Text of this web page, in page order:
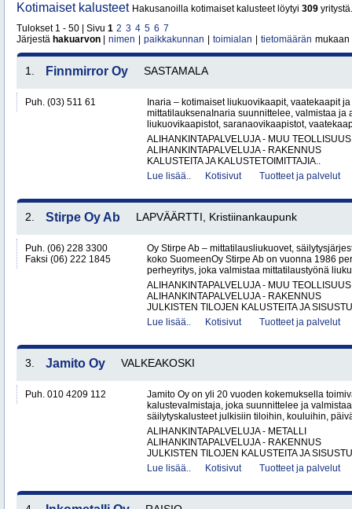
Kotimaiset kalusteet Hakusanoilla kotimaiset kalusteet löytyi 309
Tulokset 1 - 50 | Sivu 1 2 3 4 5 6 7
Järjestä hakuarvon nimen paikkakunnan toimialan tietomäärän mukaan
1. Finnmirror Oy SASTAMALA
Puh. (03) 511 61
Inaria – kotimaiset liukuovikaapit, vaatekaapit
mittatilauksenaInaria suunnittelee, valmistaa ja
liukuovikaapistot, saranaovikaapistot,
ALIHANKINTAPALVELUJA - MUU TEOLLISUUS
ALIHANKINTAPALVELUJA - RAKENNUS
KALUSTEITA JA KALUSTETOIMITTAJIA..
Lue lisää..
Kotisivut Tuotteet ja palvelut
2. Stirpe Oy Ab LAPVÄÄRTTI, Kristiinankaupunk
Puh. (06) 228 3300
Faksi (06) 222 1845
Oy Stirpe Ab – mittatilausliukuovet,
koko SuomeenOy Stirpe Ab on vuonna 1986
perheyritys, joka valmistaa mittatilaustyönä
ALIHANKINTAPALVELUJA - MUU TEOLLISUUS
ALIHANKINTAPALVELUJA - RAKENNUS
JULKISTEN TILOJEN KALUSTEITA JA
Lue lisää..
Kotisivut Tuotteet ja palvelut
3. Jamito Oy VALKEAKOSKI
Puh. 010 4209 112
Jamito Oy on yli 20 vuoden kokemuksella
kalustevalmistaja, joka suunnittelee ja
säilytyskalusteet julkisiin tiloihin, kouluihin,
ALIHANKINTAPALVELUJA - METALLI
ALIHANKINTAPALVELUJA - RAKENNUS
JULKISTEN TILOJEN KALUSTEITA JA
Lue lisää..
Kotisivut Tuotteet ja palvelut